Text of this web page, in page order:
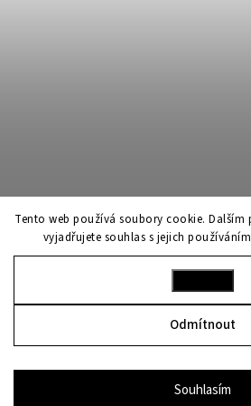
Tento web používá soubory cookie.
vyjadřujete souhlas s jejich
Odmítnout
Souhlasím
Sledovat na Instagramu
Upravit nastavení
Shoptet